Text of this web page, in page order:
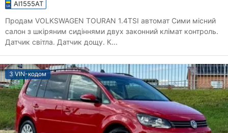
AI1555AT
Продам VOLKSWAGEN TOURAN 1.4TSI автомат Сими місний
салон з шкіряним сидіннями двух законний клімат контроль.
Датчик світла. Датчик дощу. К...
З VIN-кодом